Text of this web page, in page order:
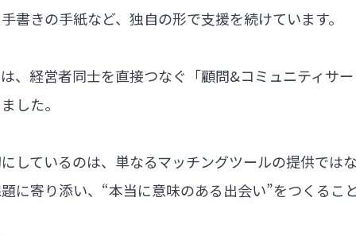
書きの手紙など、独自の形で支援を続けています。
、経営者同士を直接つなぐ「顧問&コミュニティサ
した。
しているのは、単なるマッチングツールの提供では
に寄り添い、“本当に意味のある出会い”をつくるこ